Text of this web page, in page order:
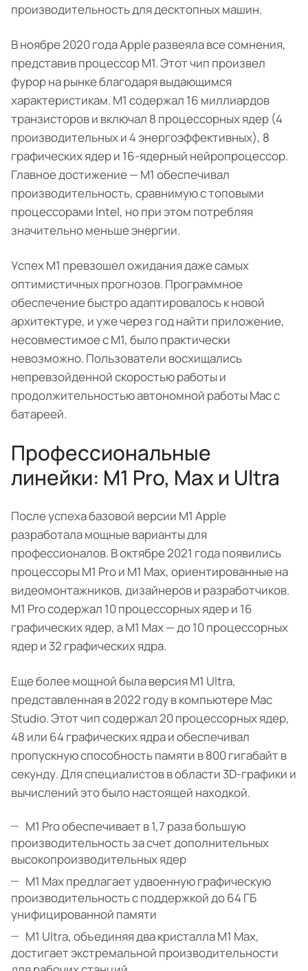
производительность для десктопных машин.
В ноябре 2020 года Apple развеяла все сомнения,
представив процессор M1. Этот чип произвел
фурор на рынке благодаря выдающимся
характеристикам. M1 содержал 16 миллиардов
транзисторов и включал 8 процессорных ядер (4
производительных и 4 энергоэффективных), 8
графических ядер и 16-ядерный нейропроцессор.
Главное достижение — M1 обеспечивал
производительность, сравнимую с топовыми
процессорами Intel, но при этом потребляя
значительно меньше энергии.
Успех M1 превзошел ожидания даже самых
оптимистичных прогнозов. Программное
обеспечение быстро адаптировалось к новой
архитектуре, и уже через год найти приложение,
несовместимое с M1, было практически
невозможно. Пользователи восхищались
непревзойденной скоростью работы и
продолжительностью автономной работы Mac с
батареей.
Профессиональные
линейки: M1 Pro, Max и Ultra
После успеха базовой версии M1 Apple
разработала мощные варианты для
профессионалов. В октябре 2021 года появились
процессоры M1 Pro и M1 Max, ориентированные на
видеомонтажников, дизайнеров и разработчиков.
M1 Pro содержал 10 процессорных ядер и 16
графических ядер, а M1 Max — до 10 процессорных
ядер и 32 графических ядра.
Еще более мощной была версия M1 Ultra,
представленная в 2022 году в компьютере Mac
Studio. Этот чип содержал 20 процессорных ядер,
48 или 64 графических ядра и обеспечивал
пропускную способность памяти в 800 гигабайт в
секунду. Для специалистов в области 3D-графики и
вычислений это было настоящей находкой.
M1 Pro обеспечивает в 1,7 раза большую
производительность за счет дополнительных
высокопроизводительных ядер
M1 Max предлагает удвоенную графическую
производительность с поддержкой до 64 ГБ
унифицированной памяти
M1 Ultra, объединяя два кристалла M1 Max,
достигает экстремальной производительности